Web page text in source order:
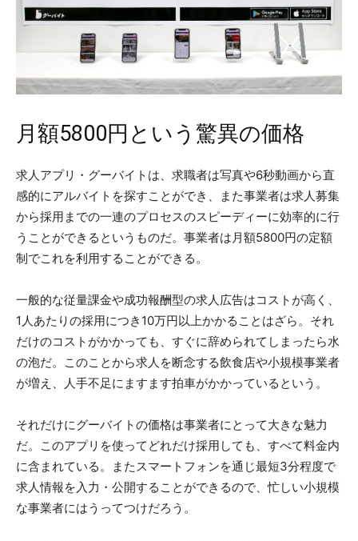
月額5800円という驚異の価格
求人アプリ・グーバイトは、求職者は写真や6秒動画から直
感的にアルバイトを探すことができ、また事業者は求人募集
から採用までの一連のプロセスのスピーディーに効率的に行
うことができるというものだ。事業者は月額5800円の定額
制でこれを利用することができる。
一般的な従量課金や成功報酬型の求人広告はコストが高く、
1人あたりの採用につき10万円以上かかることはざら。それ
だけのコストがかかっても、すぐに辞められてしまったら水
の泡だ。このことから求人を断念する飲食店や小規模事業者
が増え、人手不足にますます拍車がかかっているという。
それだけにグーバイトの価格は事業者にとって大きな魅力
だ。このアプリを使ってどれだけ採用しても、すべて料金内
に含まれている。またスマートフォンを通じ最短3分程度で
求人情報を入力・公開することができるので、忙しい小規模
な事業者にはうってつけだろう。